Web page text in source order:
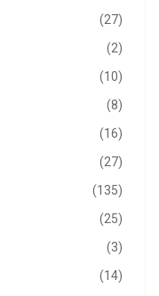
(27)
(2)
(10)
(8)
(16)
(27)
(135)
(25)
(3)
(14)